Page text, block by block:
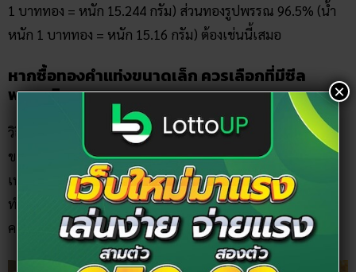
1 บาททอง = หนัก 15.244 กรัม) ส่วนทองรูปพรรณ 96.5% (น้ำ
หนัก 1 บาททอง = หนัก 15.16 กรัม) ต้องเช่นนี้เสมอ
หากซื้อทองคำแท่งขนาดเล็ก ควรเลือกที่มีซีล
พลาสติก
วิธีซื้อทองให้ได้ราคา โดยเฉพาะ “ทองคำแท่ง” ถ้าหากเราซื้อ
ขนาดเล็กกว่า 5 บาท ควรเลือกแบบที่มีซีลพลาสติกทุกครั้ง
เพราะทองคำที่ถูกซีลพลาสติกไว้ จะช่วยลดรอยตำหนิ การบุบ
ทำให้เวลาไปขายคืนจะไม่เสียราคาค่าเสื่อม ดังนั้นถ้าเป็นไปได้
ควรรักษาทองให้อยู่ในสภาพที่ดีที่สุด ให้ไม่มีรอยขีดข่วนใด ๆ
×